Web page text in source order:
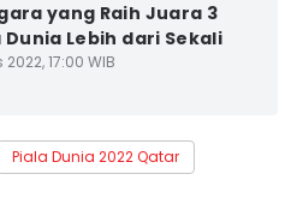
yang Raih Juara 3
Dunia Lebih dari Sekali
2022, 17:00 WIB
Piala Dunia 2022 Qatar